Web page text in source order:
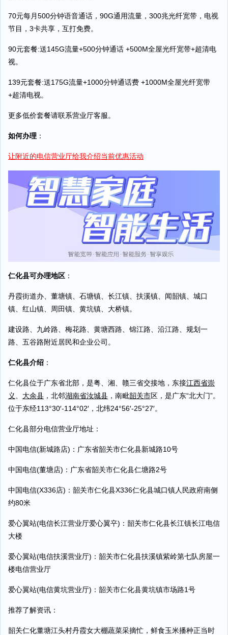
70元每月500分钟语音通话，90G通用流量，300兆光纤宽带，电视
节目，3卡共享，互打免费。
90元套餐:送145G流量+500分钟通话 +500M全屋光纤宽带+超清电
视。
139元套餐:送175G流量+1000分钟通话费 +1000M全屋光纤宽带
+超清电视。
更多低价套餐请联系营业厅客服。
如何办理 ：
让附近的电信营业厅给我介绍当前优惠活动
仁化县可办理地区 ：
丹霞街道办、董塘镇、石塘镇、长江镇、扶溪镇、闻韶镇、城口
镇、红山镇、周田镇、黄坑镇、大桥镇。
建设路、九岭路、梅花路、黄塘西路、锦江路、沿江路、规划一
路、五谷路附近居民和企业公司。
仁化县介绍 ：
仁化县位于广东省北部，是粤、湘、赣三省交接地，东接江西省崇
义
大余县 ，北邻湖南省汝城县 ，南毗韶关市区，是广东“北大门”。
位于东经113°30′-114°02′，北纬24°56′-25°27′。
仁化县部分电信营业厅地址：
中国电信(新城路店)：广东省韶关市仁化县新城路10号
中国电信(董塘店)：广东省韶关市仁化县仁塘路2号
中国电信(X336店)：韶关市仁化县X336仁化县城口镇人民政府南侧
约80米
爱心翼站(电信长江营业厅爱心翼䇂)：韶关市仁化县长江镇长江电信
大楼
爱心翼站(电信扶溪营业厅)：韶关市仁化县扶溪镇紫岭第七队房屋一
楼电信营业厅
爱心翼站(电信黄坑营业厅)：韶关市仁化县黄坑镇市场路1号
推荐了解资讯：
韶关仁化董塘江头村丹霞女大棚蔬菜采摘忙，鲜食玉米播种正当时